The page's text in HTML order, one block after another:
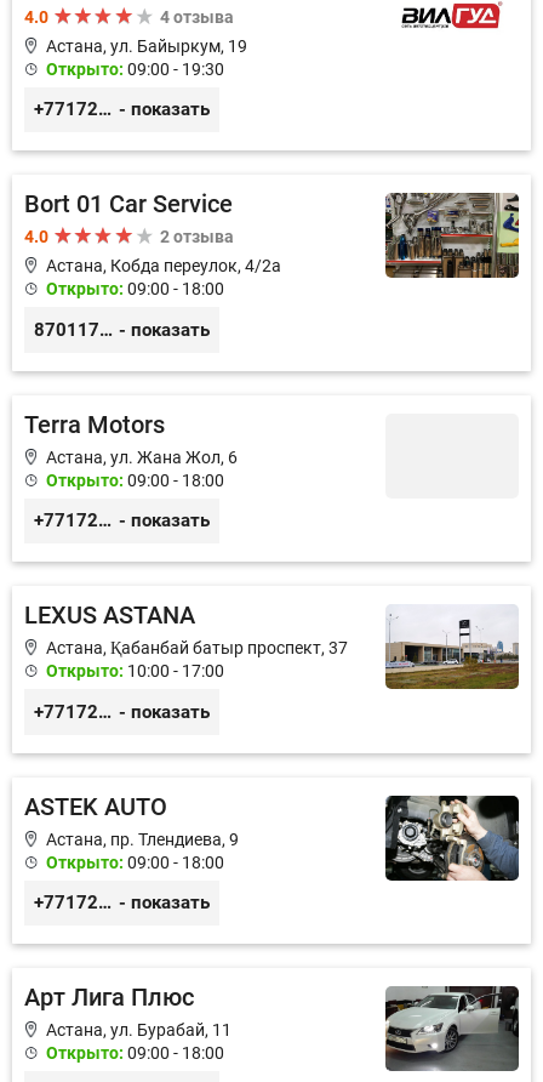
4.0
4 отзыва
Астана, ул. Байыркум, 19
Открыто: 09:00 - 19:30
+77172978380 - показать
Bort 01 Car Service
4.0
2 отзыва
Астана, Кобда переулок, 4/2а
Открыто: 09:00 - 18:00
87011754444 - показать
Terra Motors
Астана, ул. Жана Жол, 6
Открыто: 09:00 - 18:00
+77172546060 - показать
LEXUS ASTANA
Астана, ​Қабанбай батыр проспект, 37
Открыто: 10:00 - 17:00
+77172577474 - показать
ASTEK AUTO
Астана, пр. Тлендиева, 9
Открыто: 09:00 - 18:00
+77172944444 - показать
Арт Лига Плюс
Астана, ул. Бурабай, 11
Открыто: 09:00 - 18:00